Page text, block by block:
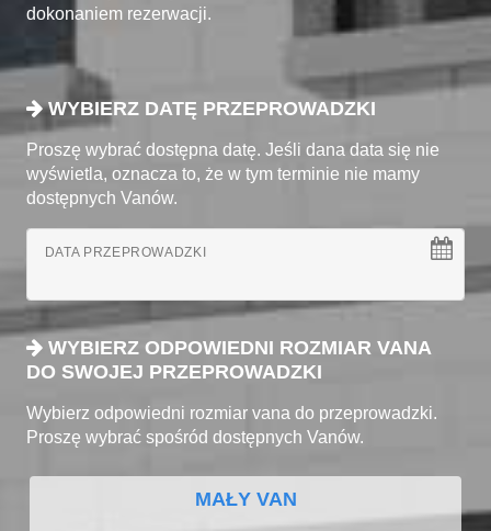
dokonaniem rezerwacji.
WYBIERZ DATĘ PRZEPROWADZKI
Proszę wybrać dostępna datę. Jeśli dana data się nie
wyświetla, oznacza to, że w tym terminie nie mamy
dostępnych Vanów.
DATA PRZEPROWADZKI
WYBIERZ ODPOWIEDNI ROZMIAR VANA
DO SWOJEJ PRZEPROWADZKI
Wybierz odpowiedni rozmiar vana do przeprowadzki.
Proszę wybrać spośród dostępnych Vanów.
MAŁY VAN